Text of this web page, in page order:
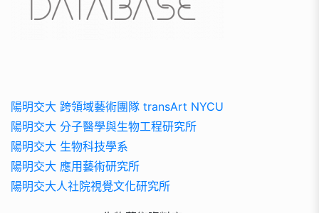
陽明交大 跨領域藝術團隊 transArt NYCU
陽明交大 分子醫學與生物工程研究所
陽明交大 生物科技學系
陽明交大 應用藝術研究所
陽明交大人社院視覺文化研究所